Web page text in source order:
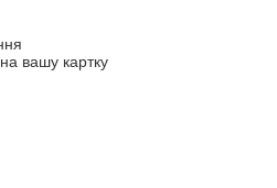
вашу картку